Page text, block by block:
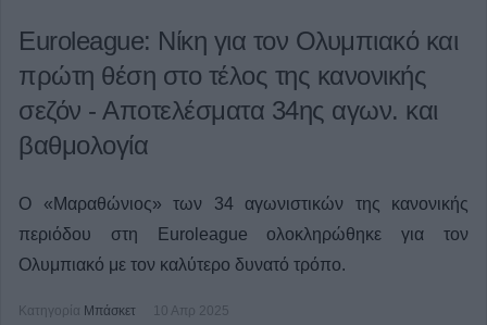
Euroleague: Νίκη για τον Ολυμπιακό και
πρώτη θέση στο τέλος της κανονικής
σεζόν - Αποτελέσματα 34ης αγων. και
βαθμολογία
Ο «Μαραθώνιος» των 34 αγωνιστικών της κανονικής
περιόδου στη Euroleague ολοκληρώθηκε για τον
Ολυμπιακό με τον καλύτερο δυνατό τρόπο.
Κατηγορία Μπάσκετ 10 Απρ 2025